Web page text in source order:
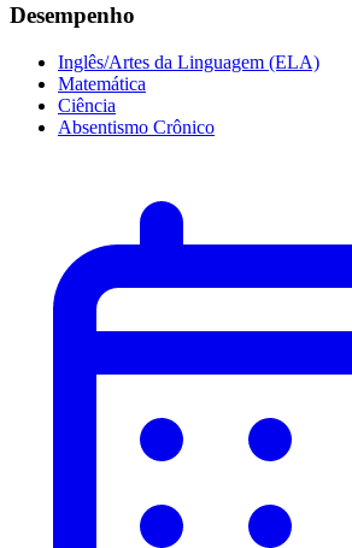
Desempenho
Inglês/Artes da Linguagem (ELA)
Matemática
Ciência
Absentismo Crônico